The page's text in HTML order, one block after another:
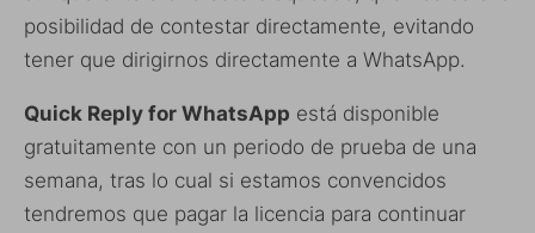
posibilidad de contestar directamente, evitando
tener que dirigirnos directamente a WhatsApp.
Quick Reply for WhatsApp está disponible
gratuitamente con un periodo de prueba de una
semana, tras lo cual si estamos convencidos
tendremos que pagar la licencia para continuar